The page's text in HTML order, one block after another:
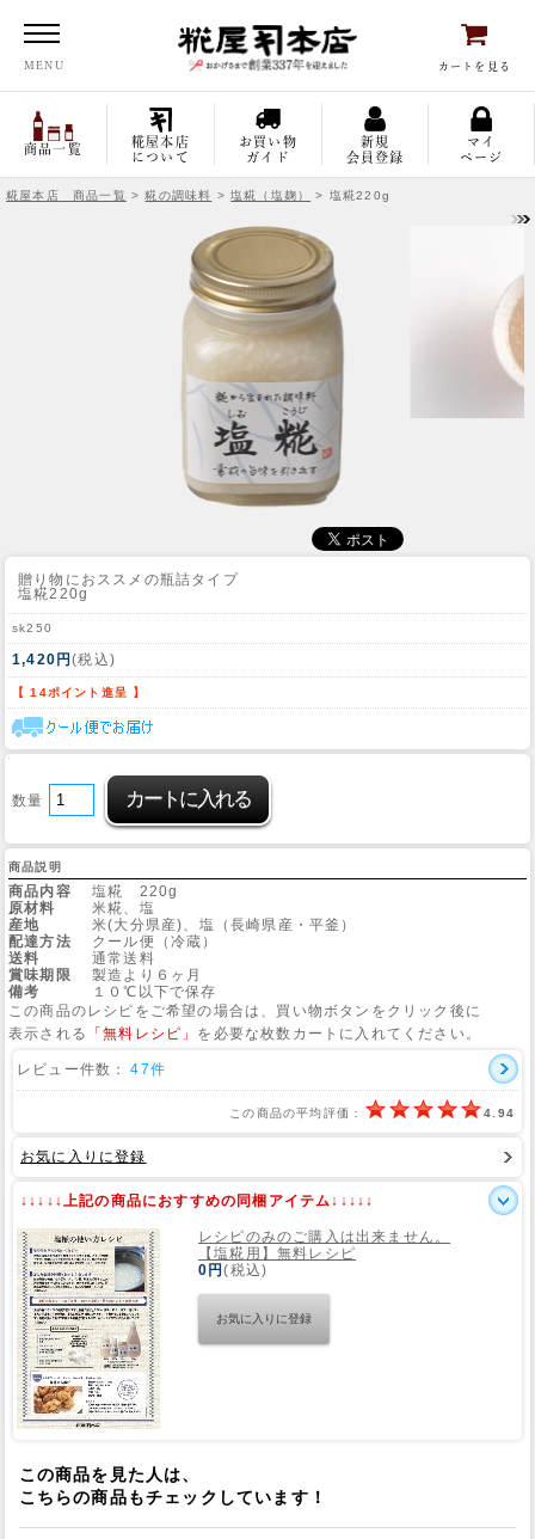
MENU カートを見る
商品一覧
糀屋本店
について
お買い物
ガイド
新規
会員登録
マイ
ページ
糀屋本店 商品一覧 >糀の調味料 >塩糀（塩麹） > 塩糀220g
贈り物におススメの瓶詰タイプ
塩糀220g
sk250
1,420円(税込)
【 14ポイント進呈 】
数量
商品説明
商品内容
塩糀 220g
原材料
米糀、塩
産地
米(大分県産)、塩（長崎県産・平釜）
配達方法
クール便（冷蔵）
送料
通常送料
賞味期限
製造より６ヶ月
備考
１０℃以下で保存
この商品のレシピをご希望の場合は、買い物ボタンをクリック後に
表示される
「無料レシピ」 を必要な枚数カートに入れてください。
レビュー件数： 47件
この商品の平均評価： 4.94
お気に入りに登録
↓↓↓↓↓上記の商品におすすめの同梱アイテム↓↓↓↓↓
レシピのみのご購入は出来ません。
【塩糀用】無料レシピ
0円(税込)
この商品を見た人は、
こちらの商品もチェックしています！